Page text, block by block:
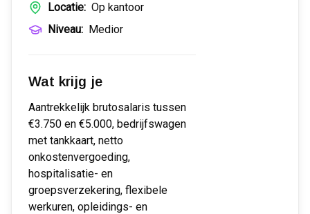
Locatie: Op kantoor
Niveau: Medior
Wat krijg je
Aantrekkelijk brutosalaris tussen
€3.750 en €5.000, bedrijfswagen
met tankkaart, netto
onkostenvergoeding,
hospitalisatie- en
groepsverzekering, flexibele
werkuren, opleidings- en